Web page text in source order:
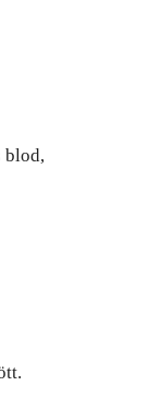
blod,